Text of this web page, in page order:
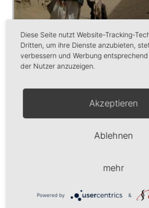
Die Saada-Saga
den Jemen, ein für Europäer nahezu
bauen sie eine medizinische
schließen sie auch herzliche
Einheimischen, die den Fremden
Diese Seite nutzt Website-Tracking-
Dritten, um ihre Dienste anzubieten,
verbessern und Werbung
der Nutzer anzuzeigen.
Akzeptieren
Ablehnen
mehr
Powered by &